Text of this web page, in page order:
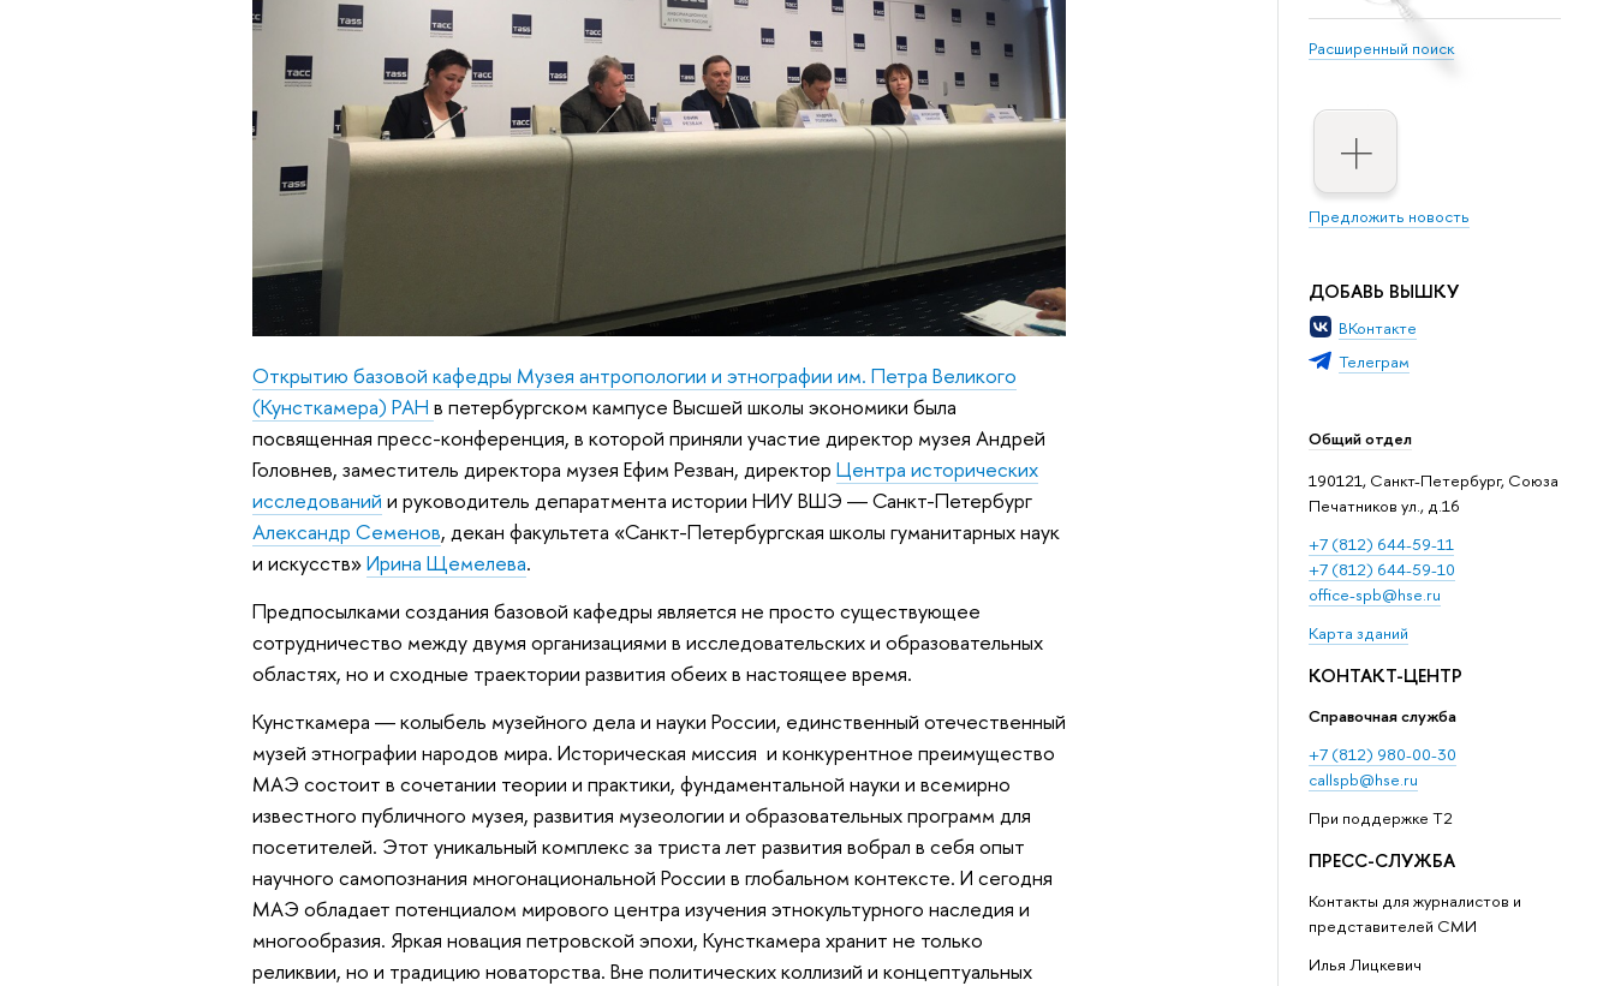
Расширенный поиск
Предложить новость
ДОБАВЬ ВЫШКУ
ВКонтакте
Телеграм
Общий отдел
190121, Санкт-Петербург, Союза
Печатников ул., д.16
+7 (812) 644-59-11
+7 (812) 644-59-10
office-spb@hse.ru
Карта зданий
КОНТАКТ-ЦЕНТР
Справочная служба
+7 (812) 980-00-30
callspb@hse.ru
При поддержке T2
ПРЕСС-СЛУЖБА
Контакты для журналистов и
представителей СМИ
Илья Лицкевич
Открытию базовой кафедры Музея антропологии и этнографии им. Петра Великого
(Кунсткамера) РАН в петербургском кампусе Высшей школы экономики была
посвященная пресс-конференция, в которой приняли участие директор музея Андрей
Головнев, заместитель директора музея Ефим Резван, директор Центра исторических
исследований и руководитель депаратмента истории НИУ ВШЭ ― Санкт-Петербург
Александр Семенов, декан факультета «Санкт-Петербургская школы гуманитарных наук
и искусств»Ирина Щемелева.
Предпосылками создания базовой кафедры является не просто существующее
сотрудничество между двумя организациями в исследовательских и образовательных
областях, но и сходные траектории развития обеих в настоящее время.
Кунсткамера ― колыбель музейного дела и науки России, единственный отечественный
музей этнографии народов мира. Историческая миссия и конкурентное преимущество
МАЭ состоит в сочетании теории и практики, фундаментальной науки и всемирно
известного публичного музея, развития музеологии и образовательных программ для
посетителей. Этот уникальный комплекс за триста лет развития вобрал в себя опыт
научного самопознания многонациональной России в глобальном контексте. И сегодня
МАЭ обладает потенциалом мирового центра изучения этнокультурного наследия и
многообразия. Яркая новация петровской эпохи, Кунсткамера хранит не только
реликвии, но и традицию новаторства. Вне политических коллизий и концептуальных